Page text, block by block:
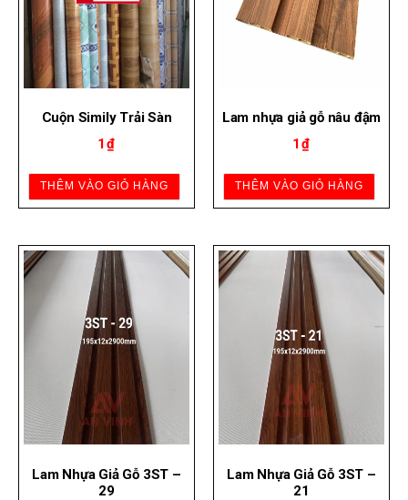
Cuộn Simily Trải Sàn
1₫
THÊM VÀO GIỎ HÀNG
Lam nhựa giả gỗ nâu đậm
1₫
THÊM VÀO GIỎ HÀNG
Lam Nhựa Giả Gỗ 3ST –
29
Lam Nhựa Giả Gỗ 3ST –
21